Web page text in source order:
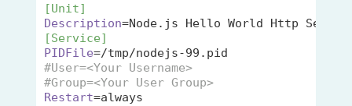
[Unit]
Description
[Service]
PIDFile=/tmp/nodejs-99
#User=<Your Username>
#Group=<Your User Group>
Restart